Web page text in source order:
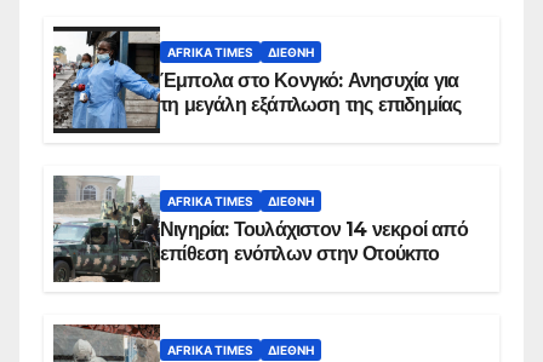
AFRIKA TIMES ΔΙΕΘΝΉ
Έμπολα στο Κονγκό: Ανησυχία για
τη μεγάλη εξάπλωση της επιδημίας
AFRIKA TIMES ΔΙΕΘΝΉ
Νιγηρία: Τουλάχιστον 14 νεκροί από
επίθεση ενόπλων στην Οτούκπο
AFRIKA TIMES ΔΙΕΘΝΉ